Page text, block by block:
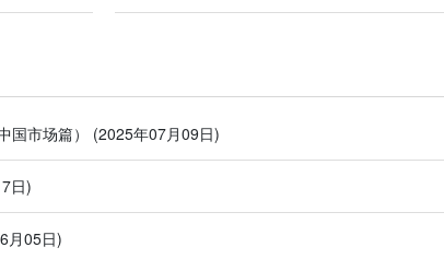
国市场篇） (2025年07月09日)
日)
月05日)